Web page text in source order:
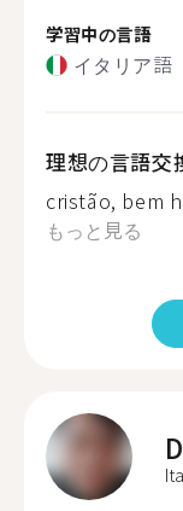
学習中の言語
イタリア語
理想の言語交
cristão, bem
もっと見る